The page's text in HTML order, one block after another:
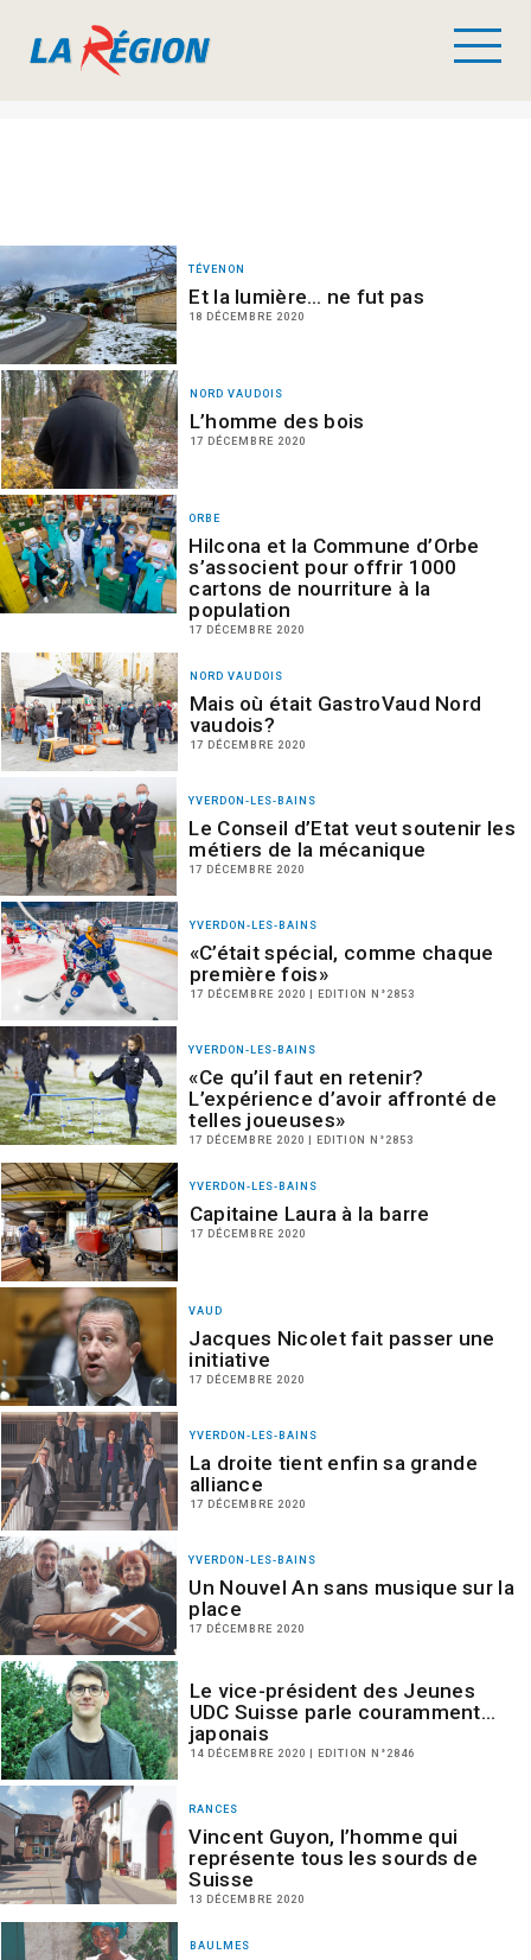
TÉVENON
Et la lumière… ne fut pas
18 DÉCEMBRE 2020
NORD VAUDOIS
L’homme des bois
17 DÉCEMBRE 2020
ORBE
Hilcona et la Commune d’Orbe
s’associent pour offrir 1000
cartons de nourriture à la
population
17 DÉCEMBRE 2020
NORD VAUDOIS
Mais où était GastroVaud Nord
vaudois?
17 DÉCEMBRE 2020
YVERDON-LES-BAINS
Le Conseil d’Etat veut soutenir les
métiers de la mécanique
17 DÉCEMBRE 2020
YVERDON-LES-BAINS
«C’était spécial, comme chaque
première fois»
17 DÉCEMBRE 2020 | EDITION N°2853
YVERDON-LES-BAINS
«Ce qu’il faut en retenir?
L’expérience d’avoir affronté de
telles joueuses»
17 DÉCEMBRE 2020 | EDITION N°2853
YVERDON-LES-BAINS
Capitaine Laura à la barre
17 DÉCEMBRE 2020
VAUD
Jacques Nicolet fait passer une
initiative
17 DÉCEMBRE 2020
YVERDON-LES-BAINS
La droite tient enfin sa grande
alliance
17 DÉCEMBRE 2020
YVERDON-LES-BAINS
Un Nouvel An sans musique sur la
place
17 DÉCEMBRE 2020
Le vice-président des Jeunes
UDC Suisse parle couramment…
japonais
14 DÉCEMBRE 2020 | EDITION N°2846
RANCES
Vincent Guyon, l’homme qui
représente tous les sourds de
Suisse
13 DÉCEMBRE 2020
BAULMES